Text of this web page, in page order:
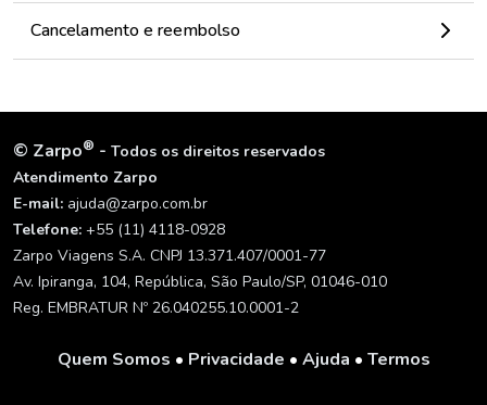
Cancelamento e reembolso
© Zarpo® - Todos os direitos reservados
Atendimento Zarpo
E-mail: ajuda@zarpo.com.br
Telefone: +55 (11) 4118-0928
Zarpo Viagens S.A. CNPJ 13.371.407/0001-77
Av. Ipiranga, 104, República, São Paulo/SP, 01046-010
Reg. EMBRATUR Nº 26.040255.10.0001-2
Quem Somos • Privacidade • Ajuda • Termos